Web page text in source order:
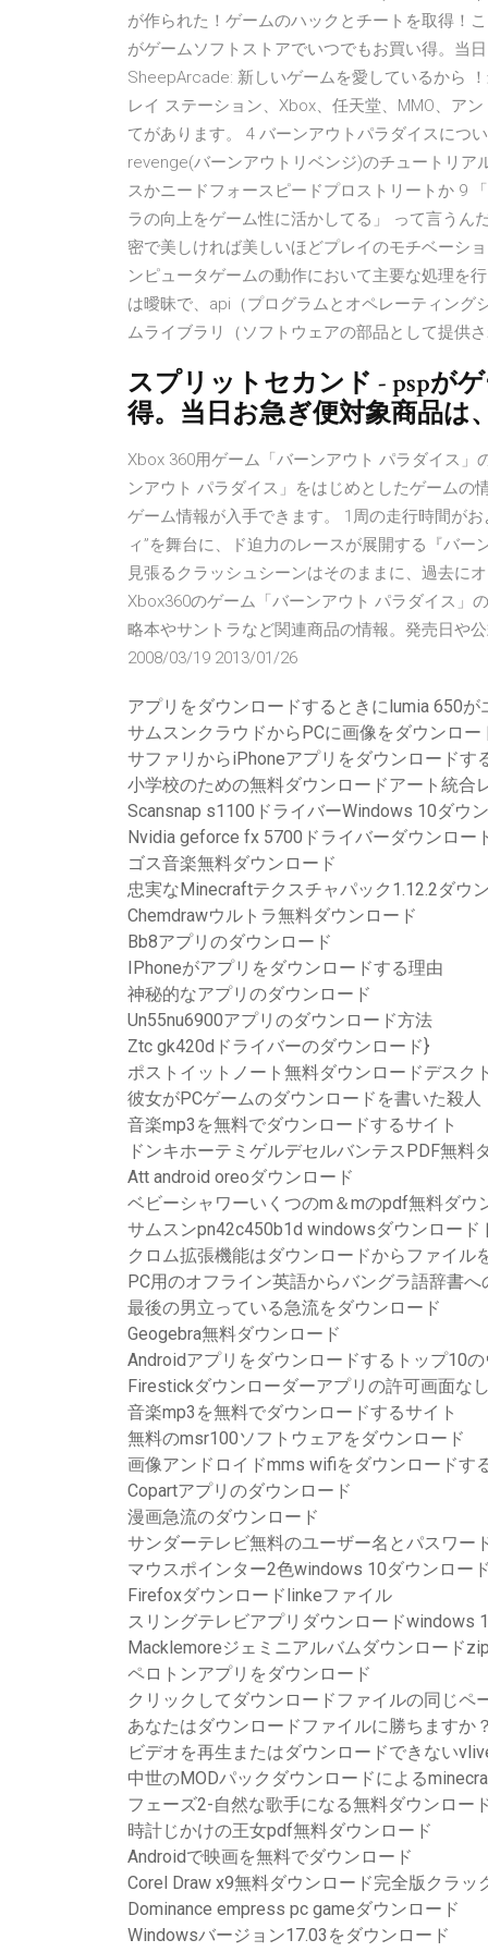
が作られた！ゲームのハックとチートを取得！
がゲームソフトストアでいつでもお買い得。当
SheepArcade: 新しいゲームを愛しているから
レイ ステーション、Xbox、任天堂、MMO、ア
てがあります。 4 バーンアウトパラダイスにつ
revenge(バーンアウトリベンジ)のチュートリア
スかニードフォースピードプロストリートか 9
ラの向上をゲーム性に活かしてる」 って言うん
密で美しければ美しいほどプレイのモチベーシ
ンピュータゲームの動作において主要な処理を
は曖昧で、api（プログラムとオペレーティン
ムライブラリ（ソフトウェアの部品として提供
スプリットセカンド - pspが
得。当日お急ぎ便対象商品は
Xbox 360用ゲーム「バーンアウト パラダイス
ンアウト パラダイス」をはじめとしたゲームの
ゲーム情報が入手できます。 1周の走行時間が
ィ”を舞台に、ド迫力のレースが展開する『バ
見張るクラッシュシーンはそのままに、過去に
Xbox360のゲーム「バーンアウト パラダイス」
略本やサントラなど関連商品の情報。発売日や
2008/03/19 2013/01/26
アプリをダウンロードするときにlumia 650が
サムスンクラウドからPCに画像をダウンロー
サファリからiPhoneアプリをダウンロードす
小学校のための無料ダウンロードアート統合
Scansnap s1100ドライバーWindows 10ダウ
Nvidia geforce fx 5700ドライバーダウンロー
ゴス音楽無料ダウンロード
忠実なMinecraftテクスチャパック1.12.2ダウ
Chemdrawウルトラ無料ダウンロード
Bb8アプリのダウンロード
IPhoneがアプリをダウンロードする理由
神秘的なアプリのダウンロード
Un55nu6900アプリのダウンロード方法
Ztc gk420dドライバーのダウンロード}
ポストイットノート無料ダウンロードデスク
彼女がPCゲームのダウンロードを書いた殺人
音楽mp3を無料でダウンロードするサイト
ドンキホーテミゲルデセルバンテスPDF無料
Att android oreoダウンロード
ベビーシャワーいくつのm＆mのpdf無料ダウ
サムスンpn42c450b1d windowsダウンロード
クロム拡張機能はダウンロードからファイル
PC用のオフライン英語からバングラ語辞書
最後の男立っている急流をダウンロード
Geogebra無料ダウンロード
Androidアプリをダウンロードするトップ10
Firestickダウンローダーアプリの許可画面な
音楽mp3を無料でダウンロードするサイト
無料のmsr100ソフトウェアをダウンロード
画像アンドロイドmms wifiをダウンロードす
Copartアプリのダウンロード
漫画急流のダウンロード
サンダーテレビ無料のユーザー名とパスワー
マウスポインター2色windows 10ダウンロー
Firefoxダウンロードlinkeファイル
スリングテレビアプリダウンロードwindows
Macklemoreジェミニアルバムダウンロード
ペロトンアプリをダウンロード
クリックしてダウンロードファイルの同じペ
あなたはダウンロードファイルに勝ちますか
ビデオを再生またはダウンロードできない
中世のMODパックダウンロードによる
フェーズ2-自然な歌手になる無料ダウンロー
時計じかけの王女pdf無料ダウンロード
Androidで映画を無料でダウンロード
Corel Draw x9無料ダウンロード完全版クラッ
Dominance empress pc gameダウンロード
Windowsバージョン17.03をダウンロード